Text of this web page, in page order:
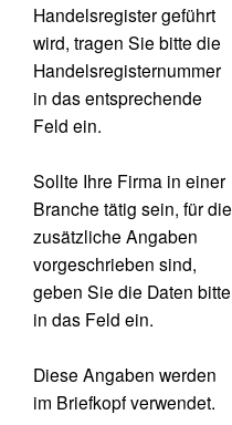
Handelsregister geführt
wird, tragen Sie bitte die
Handelsregisternummer
in das entsprechende
Feld ein.
Sollte Ihre Firma in einer
Branche tätig sein, für die
zusätzliche Angaben
vorgeschrieben sind,
geben Sie die Daten bitte
in das Feld ein.
Diese Angaben werden
im Briefkopf verwendet.